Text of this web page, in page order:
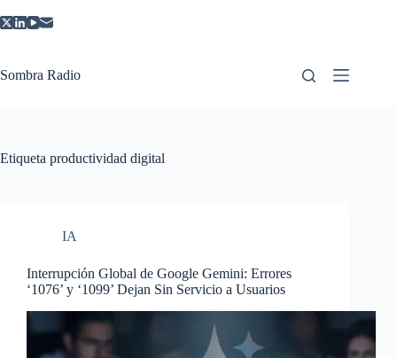
al
Sombra Radio
Etiqueta productividad digital
IA
Interrupción Global de Google Gemini: Errores
‘1076’ y ‘1099’ Dejan Sin Servicio a Usuarios